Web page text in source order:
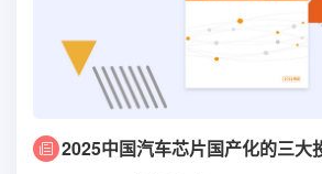
2025中国汽车芯片国产化的三大